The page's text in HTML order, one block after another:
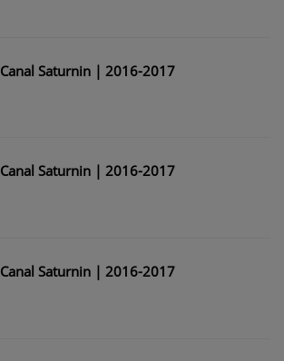
Canal Saturnin | 2016-2017
Canal Saturnin | 2016-2017
Canal Saturnin | 2016-2017